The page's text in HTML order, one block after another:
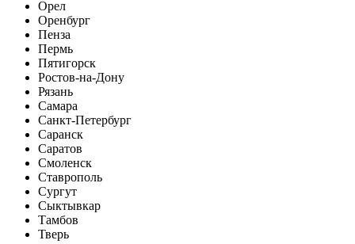
Орел
Оренбург
Пенза
Пермь
Пятигорск
Ростов-на-Дону
Рязань
Самара
Санкт-Петербург
Саранск
Саратов
Смоленск
Ставрополь
Сургут
Сыктывкар
Тамбов
Тверь